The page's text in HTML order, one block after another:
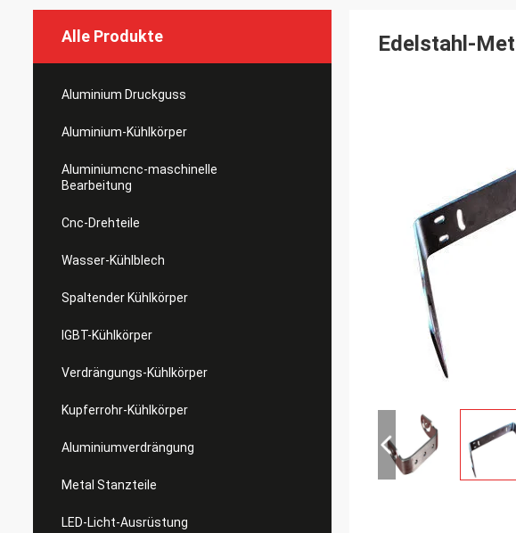
Alle Produkte
Aluminium Druckguss
Aluminium-Kühlkörper
Aluminiumcnc-maschinelle
Bearbeitung
Cnc-Drehteile
Wasser-Kühlblech
Spaltender Kühlkörper
IGBT-Kühlkörper
Verdrängungs-Kühlkörper
Kupferrohr-Kühlkörper
Aluminiumverdrängung
Metal Stanzteile
LED-Licht-Ausrüstung
Edelstahl-